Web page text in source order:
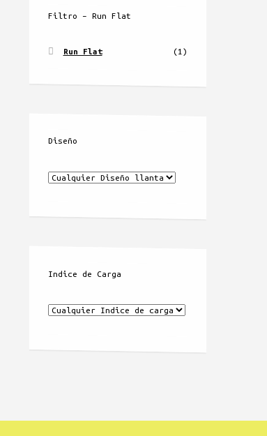
Filtro – Run Flat
Run Flat (1)
Diseño
Indice de Carga